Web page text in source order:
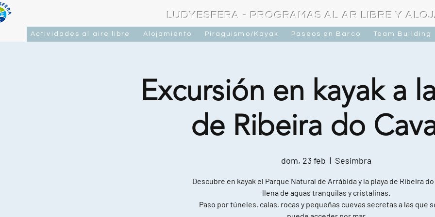
LUDYESFERA - PROGRAMAS AL AR LIBRE Y
Actividades al aire libre Alojamiento Piraguismo/Kayak Paseos en Barco Team Building
Excursión en kayak a
de Ribeira do
dom, 23 feb
  |
Sesimbra
Descubre en kayak el Parque Natural de Arrábida y la playa de Ribeira do
llena de aguas tranquilas y cristalinas.
Paso por túneles, calas, rocas y pequeñas cuevas secretas a las que